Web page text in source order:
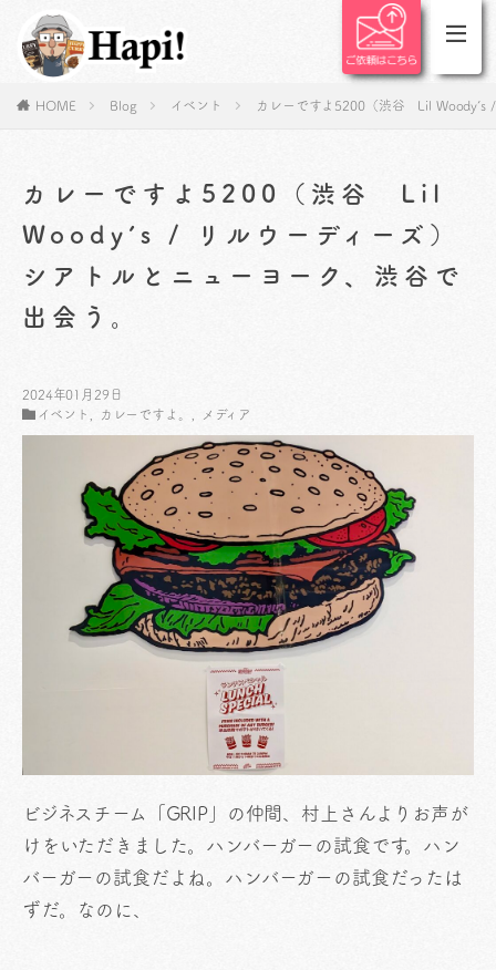
HOME Blog イベント カレーですよ5200（渋谷 Lil Woody’s
カレーですよ5200（渋谷 Lil
Woody’s / リルウーディーズ）
シアトルとニューヨーク、渋谷で
出会う。
2024年01月29日
イベント
カレーですよ。 メディア
ビジネスチーム「GRIP」の仲間、村上さんよりお声が
けをいただきました。ハンバーガーの試食です。ハン
バーガーの試食だよね。ハンバーガーの試食だったは
ずだ。なのに、